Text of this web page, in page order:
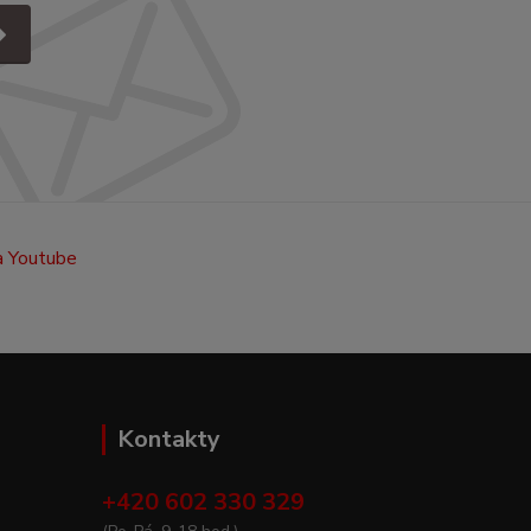
Kontakty
+420 602 330 329